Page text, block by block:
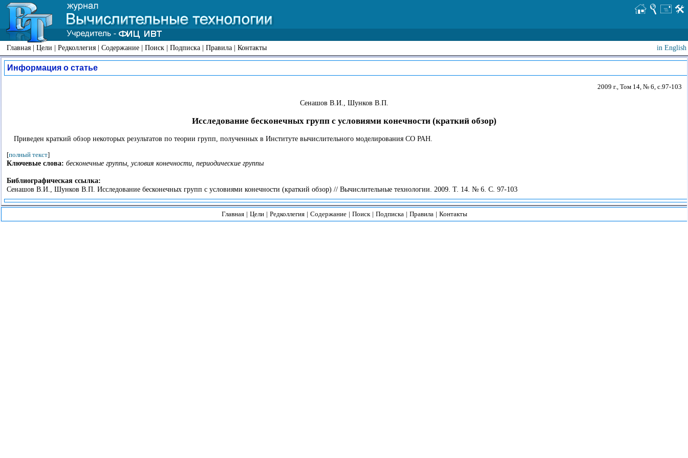
Главная | Цели | Редколлегия | Содержание | Поиск | Подписка | Правила | Контакты in English
Информация о статье
2009 г., Том 14, № 6, с.97-103
Сенашов В.И., Шунков В.П.
Исследование бесконечных групп с условиями конечности (краткий обзор)
Приведен краткий обзор некоторых результатов по теории групп, полученных в Институте вычислительного моделирования СО РАН.
[полный текст]
Ключевые слова: бесконечные группы, условия конечности, периодические группы
Библиографическая ссылка:
Сенашов В.И., Шунков В.П. Исследование бесконечных групп с условиями конечности (краткий обзор) // Вычислительные технологии. 2009. Т. 14. № 6. С. 97-103
Главная | Цели | Редколлегия | Содержание | Поиск | Подписка | Правила | Контакты